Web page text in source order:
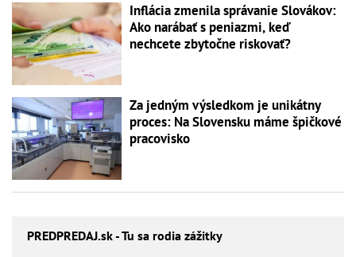
Inflácia zmenila správanie Slovákov:
Ako narábať s peniazmi, keď
nechcete zbytočne riskovať?
Za jedným výsledkom je unikátny
proces: Na Slovensku máme špičkové
pracovisko
PREDPREDAJ.sk - Tu sa rodia zážitky